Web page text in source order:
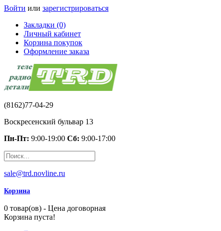
Войти или зарегистрироваться
Закладки (0)
Личный кабинет
Корзина покупок
Оформление заказа
(8162)77-04-29
Воскресенский бульвар 13
Пн-Пт: 9:00-19:00 Сб: 9:00-17:00
sale@trd.novline.ru
Корзина
0 товар(ов) - Цена договорная
Корзина пуста!